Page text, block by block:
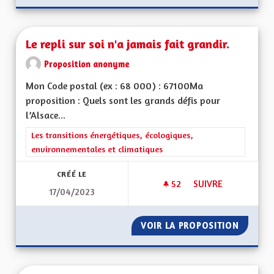
Le repli sur soi n'a jamais fait grandir.
Proposition anonyme
Mon Code postal (ex : 68 000) : 67100Ma
proposition : Quels sont les grands défis pour
l’Alsace...
Filtrer les résultats de la catégorie : Les transitions
Les transitions énergétiques, écologiques,
environnementales et climatiques
CRÉÉ LE
17/04/2023
52 52 ABONNÉS
SUIVRE
VOIR LA PROPOSITION LE